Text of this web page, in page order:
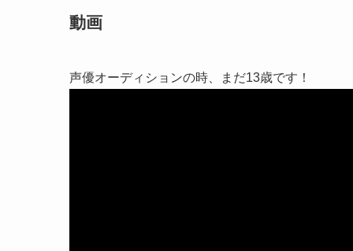
動画
声優オーディションの時、まだ13歳です！